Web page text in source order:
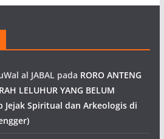
al JABAL pada RORO ANTENG
LELUHUR YANG BELUM
Jejak Spiritual dan Arkeologis di